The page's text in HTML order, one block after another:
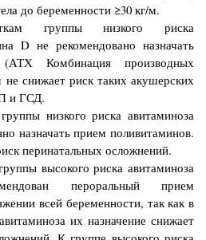
до беременности ≥30 кг/м.
группы низкого риска
D не рекомендовано назначать
Комбинация производных
снижает риск таких акушерских
и ГСД.
низкого риска авитаминоза
назначать прием поливитаминов.
перинатальных осложнений.
высокого риска авитаминоза
пероральный прием
всей беременности, так как в
их назначение снижает